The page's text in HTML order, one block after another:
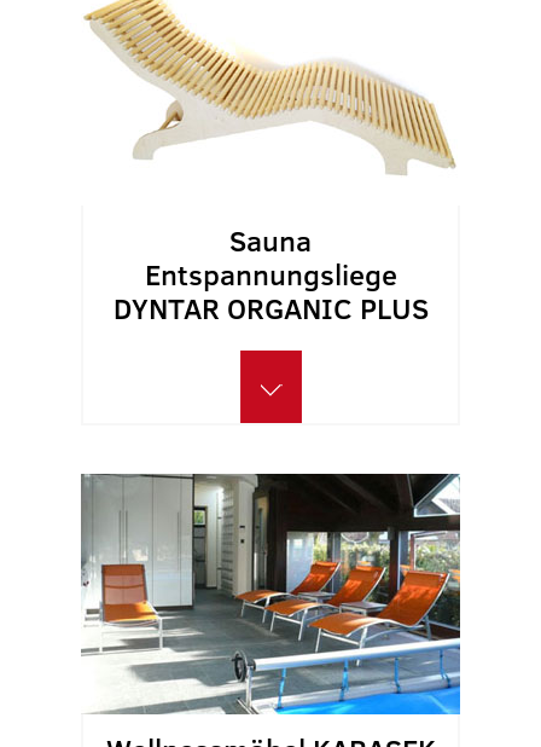
Sauna
Entspannungsliege
DYNTAR ORGANIC PLUS